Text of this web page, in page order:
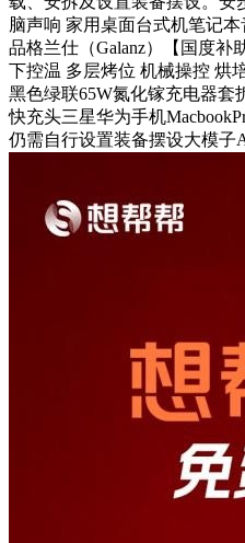
脑声响 家用桌面台式机笔记
品格兰仕（Galanz）【国度补
下控温 多层烤位 机械操控 烘
黑色绿联65W氮化镓充电器套
快充头三星华为手机
仍需自行设置装备摆设大模子